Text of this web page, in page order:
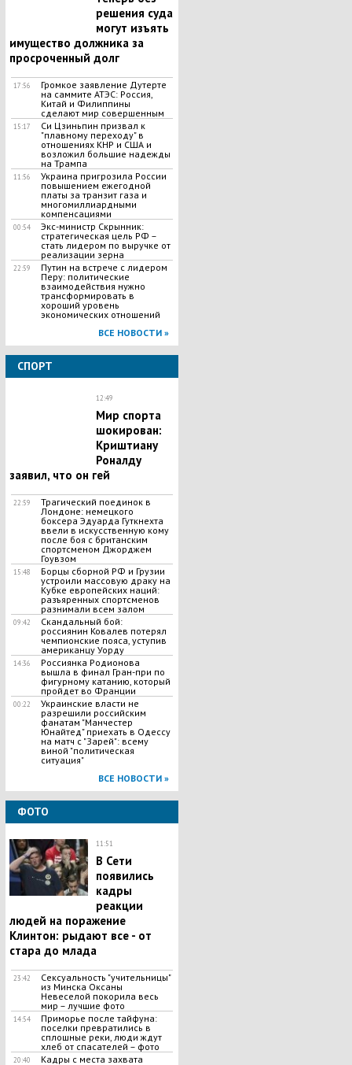
решения суда
могут изъять
имущество должника за
просроченный долг
17:56
Громкое заявление Дутерте
на саммите АТЭС: Россия,
Китай и Филиппины
сделают мир совершенным
15:17
Си Цзиньпин призвал к
"плавному переходу" в
отношениях КНР и США и
возложил большие надежды
на Трампа
11:56
Украина пригрозила России
повышением ежегодной
платы за транзит газа и
многомиллиардными
компенсациями
00:54
Экс-министр Скрынник:
стратегическая цель РФ –
стать лидером по выручке от
реализации зерна
22:59
Путин на встрече с лидером
Перу: политические
взаимодействия нужно
трансформировать в
хороший уровень
экономических отношений
ВСЕ НОВОСТИ »
СПОРТ
12:49
Мир спорта
шокирован:
Криштиану
Роналду
заявил, что он гей
22:59
​Трагический поединок в
Лондоне: немецкого
боксера Эдуарда Гуткнехта
ввели в искусственную кому
после боя с британским
спортсменом Джорджем
Гоувзом
15:48
Борцы сборной РФ и Грузии
устроили массовую драку на
Кубке европейских наций:
разъяренных спортсменов
разнимали всем залом
09:42
Скандальный бой:
россиянин Ковалев потерял
чемпионские пояса, уступив
американцу Уорду
14:36
Россиянка Родионова
вышла в финал Гран-при по
фигурному катанию, который
пройдет во Франции
00:22
Украинские власти не
разрешили российским
фанатам "Манчестер
Юнайтед" приехать в Одессу
на матч с "Зарей": всему
виной "политическая
ситуация"
ВСЕ НОВОСТИ »
ФОТО
11:51
В Сети
появились
кадры
реакции
людей на поражение
Клинтон: рыдают все - от
стара до млада
23:42
Сексуальность "учительницы"
из Минска Оксаны
Невеселой покорила весь
мир – лучшие фото
14:54
Приморье после тайфуна:
поселки превратились в
сплошные реки, люди ждут
хлеб от спасателей – фото
20:40
Кадры с места захвата